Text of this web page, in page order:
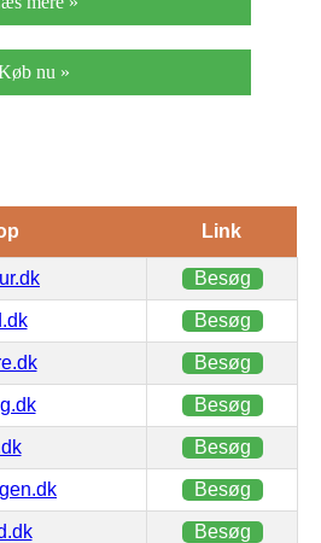
nu »
Link
Besøg
Besøg
Besøg
Besøg
Besøg
Besøg
Besøg